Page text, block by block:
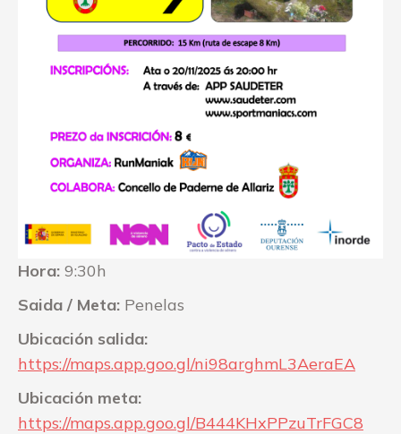
Hora: 9:30h
Saida / Meta: Penelas
Ubicación salida:
https://maps.app.goo.gl/ni98arghmL3AeraEA
Ubicación meta:
https://maps.app.goo.gl/B444KHxPPzuTrFGC8